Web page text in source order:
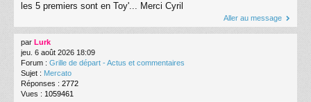
les 5 premiers sont en Toy'... Merci Cyril
Aller au message
par Lurk
jeu. 6 août 2026 18:09
Forum : Grille de départ - Actus et commentaires
Sujet : Mercato
Réponses : 2772
Vues : 1059461